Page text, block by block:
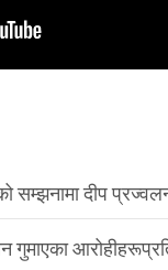
सम्झनामा दीप
गुमाएका